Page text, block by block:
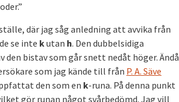
där jag såg anledning att avvika från
se inte kutan h. Den dubbelsidiga
bistav som går snett nedåt höger. Ändå
som jag kände till från P. A. Säve
den som en k-runa. På denna punkt
gör runan något svårbedömd. Jag vill